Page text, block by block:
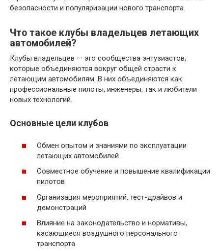
безопасности и популяризации нового транспорта.
Что такое клубы владельцев летающих
автомобилей?
Клубы владельцев — это сообщества энтузиастов,
которые объединяются вокруг общей страсти к
летающим автомобилям. В них объединяются как
профессиональные пилоты, инженеры, так и любители
новых технологий.
Основные цели клубов
Обмен опытом и знаниями по эксплуатации
летающих автомобилей
Совместное обучение и повышение квалификации
пилотов
Организация мероприятий, тест-драйвов и
демонстраций
Влияние на законодательство и нормативы,
касающиеся воздушного персонального
транспорта